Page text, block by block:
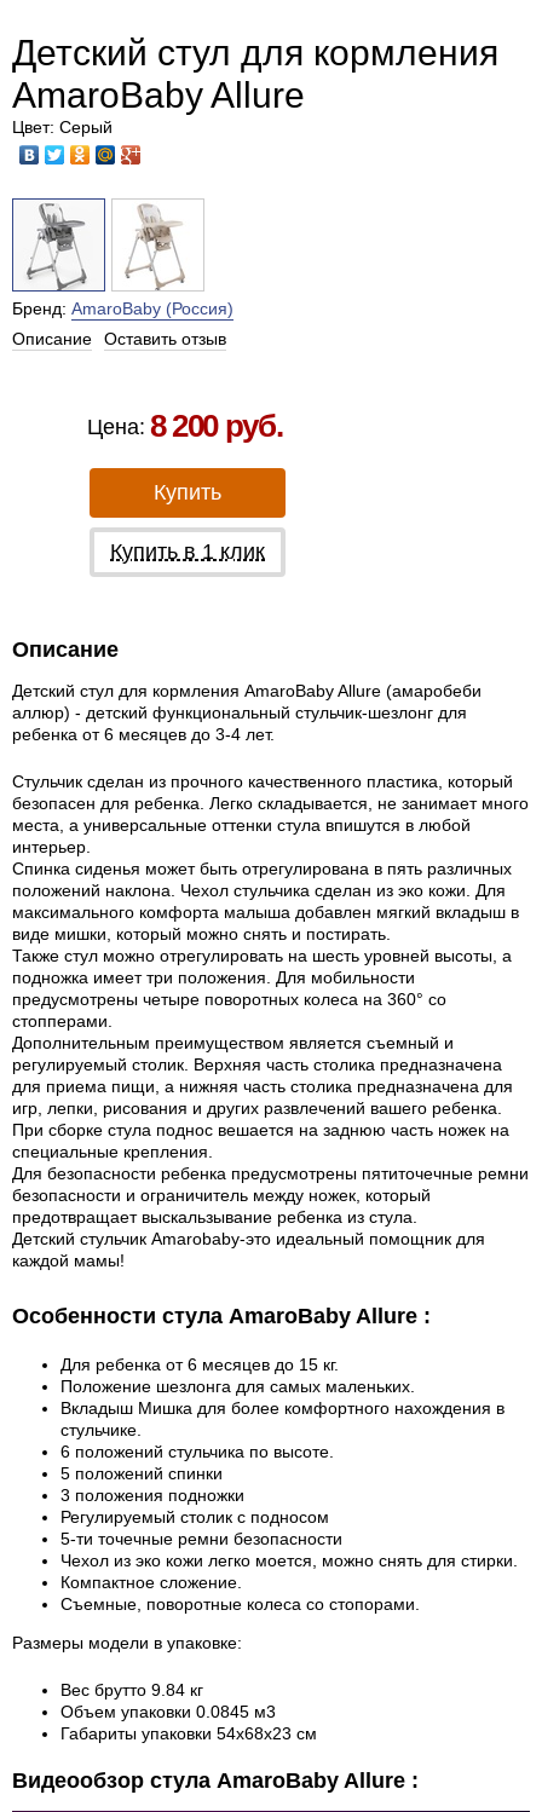
Детский стул для кормления
AmaroBaby Allure
Цвет: Серый
Бренд: AmaroBaby (Россия)
Описание
Оставить отзыв
Цена: 8 200 руб.
Купить
Купить в 1 клик
Описание
Детский стул для кормления AmaroBaby Allure (амаробеби
аллюр) - детский функциональный стульчик-шезлонг для
ребенка от 6 месяцев до 3-4 лет.
Стульчик сделан из прочного качественного пластика, который
безопасен для ребенка. Легко складывается, не занимает много
места, а универсальные оттенки стула впишутся в любой
интерьер.
Спинка сиденья может быть отрегулирована в пять различных
положений наклона. Чехол стульчика сделан из эко кожи. Для
максимального комфорта малыша добавлен мягкий вкладыш в
виде мишки, который можно снять и постирать.
Также стул можно отрегулировать на шесть уровней высоты, а
подножка имеет три положения. Для мобильности
предусмотрены четыре поворотных колеса на 360° со
стопперами.
Дополнительным преимуществом является съемный и
регулируемый столик. Верхняя часть столика предназначена
для приема пищи, а нижняя часть столика предназначена для
игр, лепки, рисования и других развлечений вашего ребенка.
При сборке стула поднос вешается на заднюю часть ножек на
специальные крепления.
Для безопасности ребенка предусмотрены пятиточечные ремни
безопасности и ограничитель между ножек, который
предотвращает выскальзывание ребенка из стула.
Детский стульчик Amarobaby-это идеальный помощник для
каждой мамы!
Особенности стула AmaroBaby Allure :
Для ребенка от 6 месяцев до 15 кг.
Положение шезлонга для самых маленьких.
Вкладыш Мишка для более комфортного нахождения в
стульчике.
6 положений стульчика по высоте.
5 положений спинки
3 положения подножки
Регулируемый столик с подносом
5-ти точечные ремни безопасности
Чехол из эко кожи легко моется, можно снять для стирки.
Компактное сложение.
Съемные, поворотные колеса со стопорами.
Размеры модели в упаковке:
Вес брутто 9.84 кг
Объем упаковки 0.0845 м3
Габариты упаковки 54x68x23 см
Видеообзор стула AmaroBaby Allure :